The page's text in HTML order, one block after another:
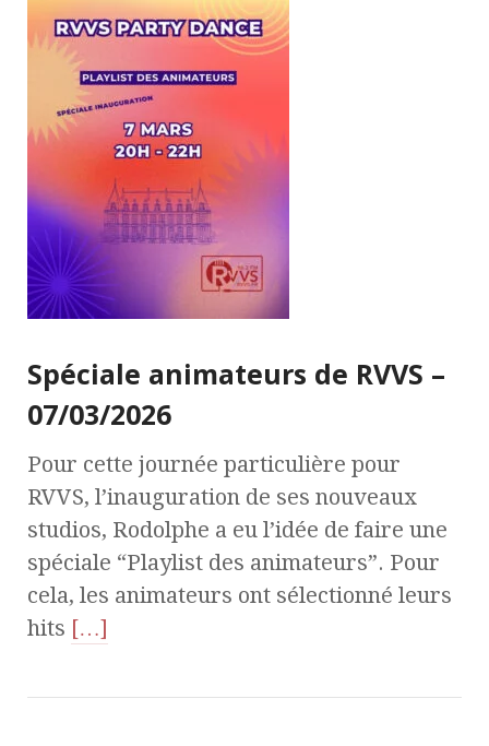
Spéciale animateurs de RVVS –
07/03/2026
Pour cette journée particulière pour
RVVS, l’inauguration de ses nouveaux
studios, Rodolphe a eu l’idée de faire une
spéciale “Playlist des animateurs”. Pour
cela, les animateurs ont sélectionné leurs
hits […]